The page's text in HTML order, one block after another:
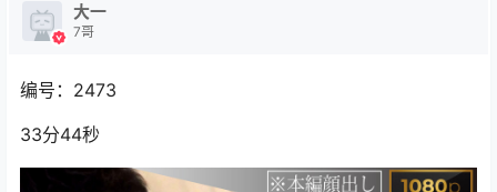
大一
7哥
编号：2473
33分44秒